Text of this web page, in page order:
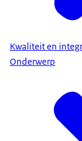
Kwaliteit en
Onderwerp